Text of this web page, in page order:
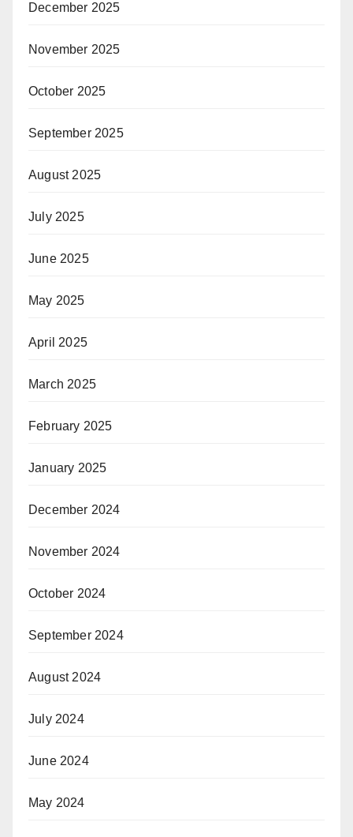
December 2025
November 2025
October 2025
September 2025
August 2025
July 2025
June 2025
May 2025
April 2025
March 2025
February 2025
January 2025
December 2024
November 2024
October 2024
September 2024
August 2024
July 2024
June 2024
May 2024